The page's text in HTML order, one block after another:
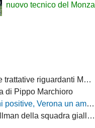
nuovo tecnico del Monza
riguardanti Montipò e Segre
di Pippo Marchioro
dove si può lavorare bene"
della squadra gialloblù